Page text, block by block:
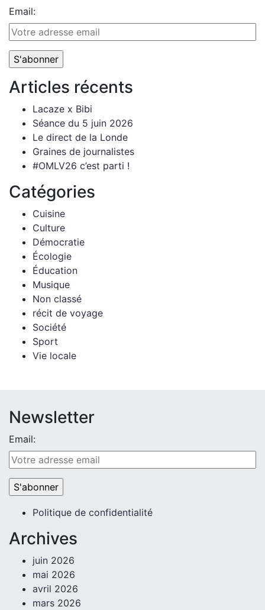
Email:
Articles récents
Lacaze x Bibi
Séance du 5 juin 2026
Le direct de la Londe
Graines de journalistes
#OMLV26 c’est parti !
Catégories
Cuisine
Culture
Démocratie
Écologie
Éducation
Musique
Non classé
récit de voyage
Société
Sport
Vie locale
Newsletter
Email:
Politique de confidentialité
Archives
juin 2026
mai 2026
avril 2026
mars 2026